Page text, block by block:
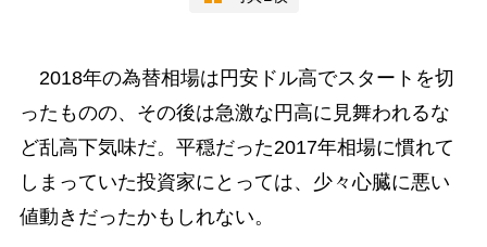
2018年の為替相場は円安ドル高でスタートを切
ったものの、その後は急激な円高に見舞われるな
ど乱高下気味だ。平穏だった2017年相場に慣れて
しまっていた投資家にとっては、少々心臓に悪い
値動きだったかもしれない。